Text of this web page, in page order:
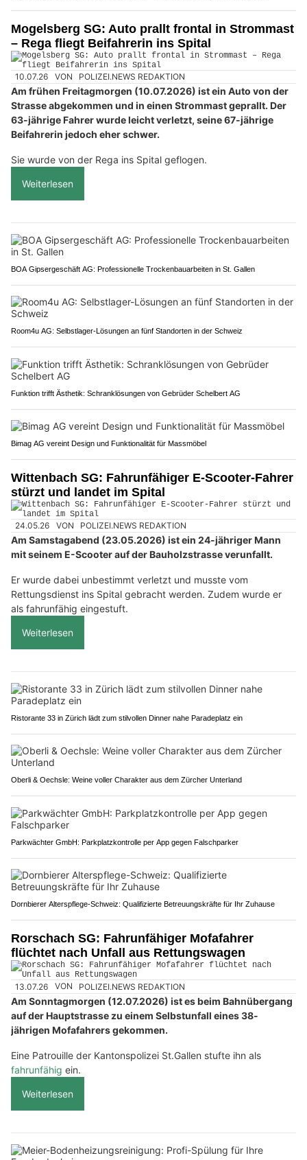
Mogelsberg SG: Auto prallt frontal in Strommast
– Rega fliegt Beifahrerin ins Spital
10.07.26 VON POLIZEI.NEWS REDAKTION
Am frühen Freitagmorgen (10.07.2026) ist ein Auto von der
Strasse abgekommen und in einen Strommast geprallt. Der
63-jährige Fahrer wurde leicht verletzt, seine 67-jährige
Beifahrerin jedoch eher schwer.
Sie wurde von der Rega ins Spital geflogen.
Weiterlesen
BOA Gipsergeschäft AG: Professionelle Trockenbauarbeiten in St. Gallen
Room4u AG: Selbstlager-Lösungen an fünf Standorten in der Schweiz
Funktion trifft Ästhetik: Schranklösungen von Gebrüder Schelbert AG
Bimag AG vereint Design und Funktionalität für Massmöbel
Wittenbach SG: Fahrunfähiger E-Scooter-Fahrer
stürzt und landet im Spital
24.05.26 VON POLIZEI.NEWS REDAKTION
Am Samstagabend (23.05.2026) ist ein 24-jähriger Mann
mit seinem E-Scooter auf der Bauholzstrasse verunfallt.
Er wurde dabei unbestimmt verletzt und musste vom
Rettungsdienst ins Spital gebracht werden. Zudem wurde er
als fahrunfähig eingestuft.
Weiterlesen
Ristorante 33 in Zürich lädt zum stilvollen Dinner nahe Paradeplatz ein
Oberli & Oechsle: Weine voller Charakter aus dem Zürcher Unterland
Parkwächter GmbH: Parkplatzkontrolle per App gegen Falschparker
Dornbierer Alterspflege-Schweiz: Qualifizierte Betreuungskräfte für Ihr Zuhause
Rorschach SG: Fahrunfähiger Mofafahrer
flüchtet nach Unfall aus Rettungswagen
13.07.26 VON POLIZEI.NEWS REDAKTION
Am Sonntagmorgen (12.07.2026) ist es beim Bahnübergang
auf der Hauptstrasse zu einem Selbstunfall eines 38-
jährigen Mofafahrers gekommen.
Eine Patrouille der Kantonspolizei St.Gallen stufte ihn als
fahrunfähig ein.
Weiterlesen